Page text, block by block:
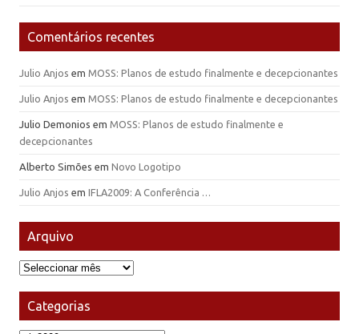
Comentários recentes
Julio Anjos em MOSS: Planos de estudo finalmente e decepcionantes
Julio Anjos em MOSS: Planos de estudo finalmente e decepcionantes
Julio Demonios em MOSS: Planos de estudo finalmente e
decepcionantes
Alberto Simões em Novo Logotipo
Julio Anjos em IFLA2009: A Conferência …
Arquivo
Arquivo
Categorias